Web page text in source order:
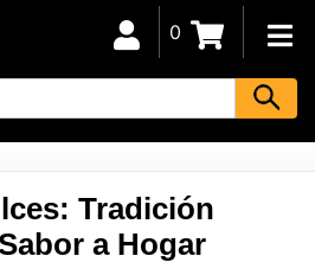
0
Tradición
a Hogar